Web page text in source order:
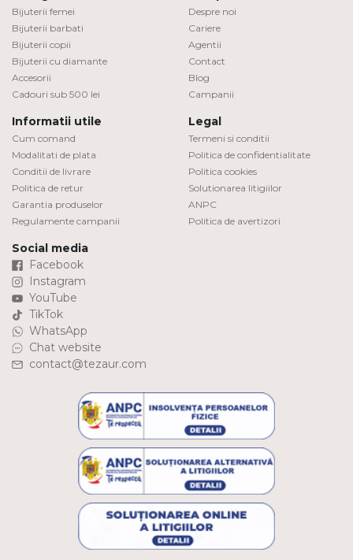
Bijuterii femei
Bijuterii barbati
Bijuterii copii
Bijuterii cu diamante
Accesorii
Cadouri sub 500 lei
Despre noi
Cariere
Agentii
Contact
Blog
Campanii
Informatii utile
Cum comand
Modalitati de plata
Conditii de livrare
Politica de retur
Garantia produselor
Regulamente campanii
Legal
Termeni si conditii
Politica de confidentialitate
Politica cookies
Solutionarea litigiilor
ANPC
Politica de avertizori
Social media
Facebook
Instagram
YouTube
TikTok
WhatsApp
Chat website
contact@tezaur.com